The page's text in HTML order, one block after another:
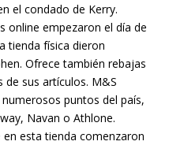
el condado de Kerry.
online empezaron el día de
tienda física dieron
Ofrece también rebajas
de sus artículos. M&S
puntos del país,
Navan o Athlone.
en esta tienda comenzaron